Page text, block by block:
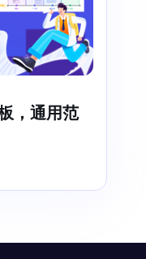
，通用范